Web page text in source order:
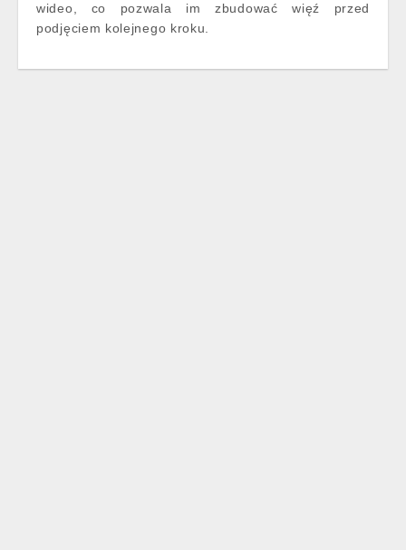
wideo, co pozwala im zbudować więź przed
podjęciem kolejnego kroku.